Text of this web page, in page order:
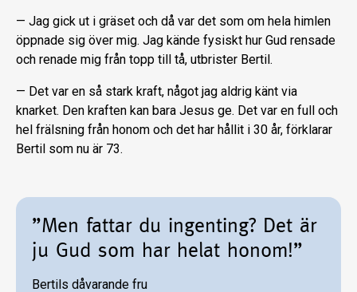
— Jag gick ut i gräset och då var det som om hela himlen
öppnade sig över mig. Jag kände fysiskt hur Gud rensade
och renade mig från topp till tå, utbrister Bertil.
— Det var en så stark kraft, något jag ald­rig känt via
knarket. Den kraften kan bara Je­sus ge. Det var en full och
hel frälsning från honom och det har hållit i 30 år, förklarar
Bertil som nu är 73.
”Men fattar du ingenting? Det är
ju Gud som har helat honom!”
Bertils dåvarande fru